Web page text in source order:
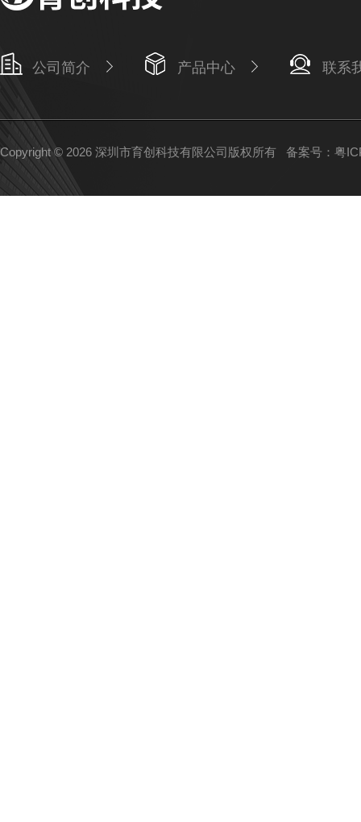
公司简介 产品中心 联系
Copyright © 2026 深圳市育创科技有限公司版权所有 备案号：粤